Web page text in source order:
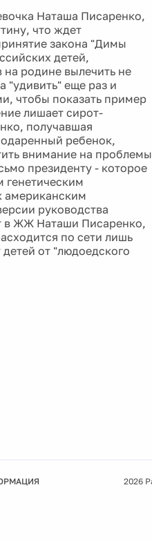
Наташа Писаренко,
что ждет
закона "Димы
детей,
на родине вылечить не
"удивить" еще раз и
чтобы показать пример
лишает сирот-
получавшая
ребенок,
внимание на проблемы
президенту - которое
американским
руководства
в ЖЖ Наташи Писаренко,
по сети лишь
от "людоедского
2026